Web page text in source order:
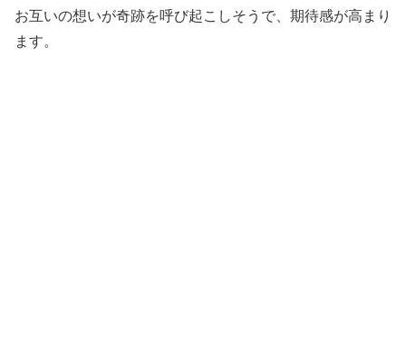
お互いの想いが奇跡を呼び起こしそうで、期待感が高まり
ます。